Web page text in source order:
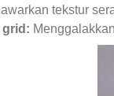
tekstur
grid: